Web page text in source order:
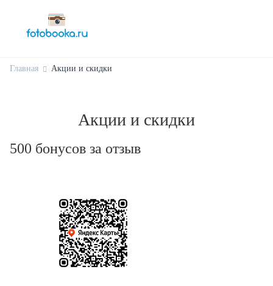
Главная Акции и скидки
Акции и скидки
500 бонусов за отзыв